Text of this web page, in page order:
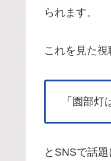
られます。
これを見た視
「園部
とSNSで話題